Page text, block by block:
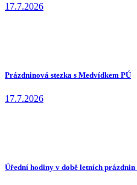
17.7.2026
Prázdninová stezka s Medvídkem PÚ
17.7.2026
Úřední hodiny v době letních prázdnin